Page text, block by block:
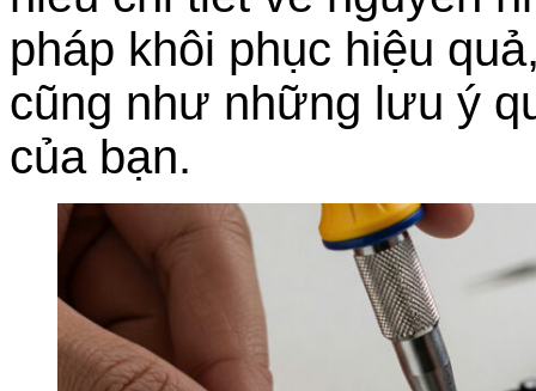
pháp khôi phục hiệu
cũng như những lưu ý
của bạn.